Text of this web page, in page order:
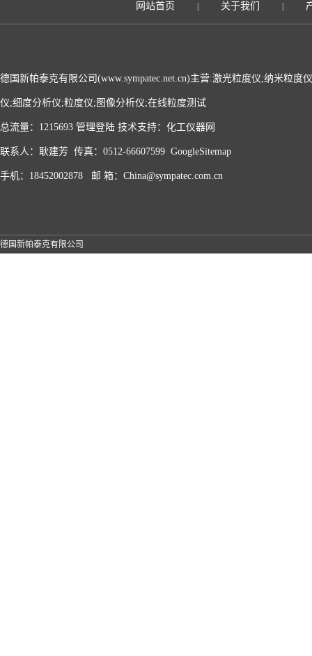
网站首页 关于我们
德国新帕泰克有限公司(www.sympatec.net.cn)主营:激光粒度仪;纳米粒度
仪;细度分析仪;粒度仪;图像分析仪;在线粒度测试
总流量：1215693 管理登陆 技术支持： 化工仪器网
联系人：耿建芳 传真：0512-66607599 GoogleSitemap
手机：18452002878 邮 箱：China@sympatec.com.cn
德国新帕泰克有限公司